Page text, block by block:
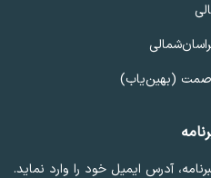
صمت (بهین‌یاب)
آدرس ایمیل خود را وارد نماید.